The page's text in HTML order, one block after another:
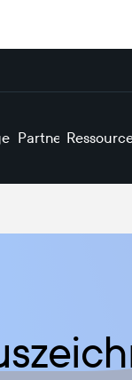
Partner